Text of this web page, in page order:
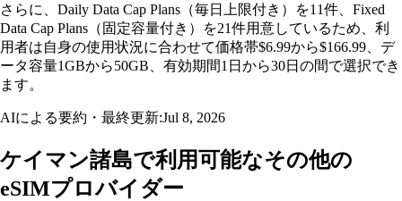
さらに、Daily Data Cap Plans（毎日上限付き）を11件、Fixed
Data Cap Plans（固定容量付き）を21件用意しているため、利
用者は自身の使用状況に合わせて価格帯$6.99から$166.99、デ
ータ容量1GBから50GB、有効期間1日から30日の間で選択でき
ます。
AIによる要約・最終更新:Jul 8, 2026
ケイマン諸島で利用可能なその他の
eSIMプロバイダー